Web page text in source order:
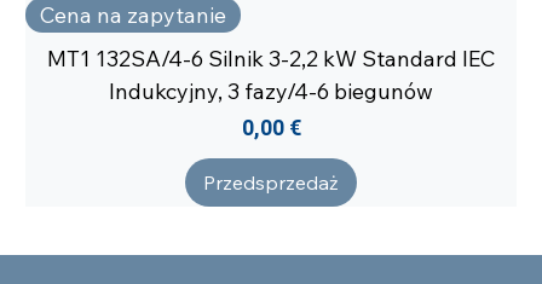
Cena na zapytanie
MT1 132SA/4-6 Silnik 3-2,2 kW Standard IEC
Indukcyjny, 3 fazy/4-6 biegunów
Cena
0,00 €
Przedsprzedaż